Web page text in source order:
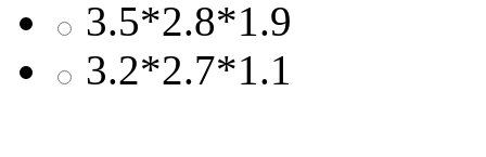
3.5*2.8*1.9
3.2*2.7*1.1